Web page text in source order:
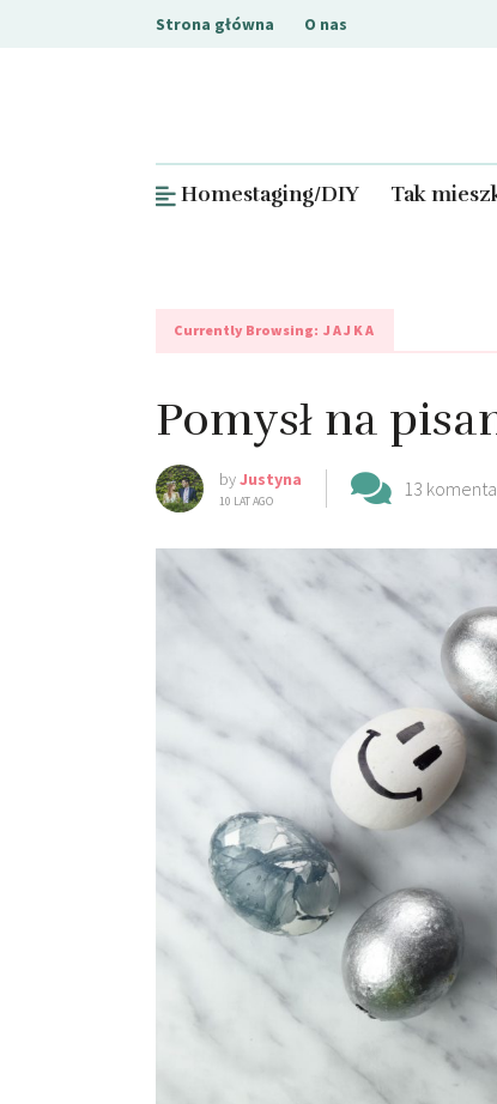
Strona główna O nas
Homestaging/DIY Tak
Currently Browsing: JAJKA
Pomysł na
byJustyna
10 LAT AGO
13